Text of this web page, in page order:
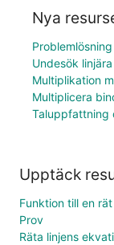
Nya
Problemlösning
Undesök
Multiplikation
Multiplicera
Taluppfattning
Upptäck
Funktion till en
Prov
Räta linjens